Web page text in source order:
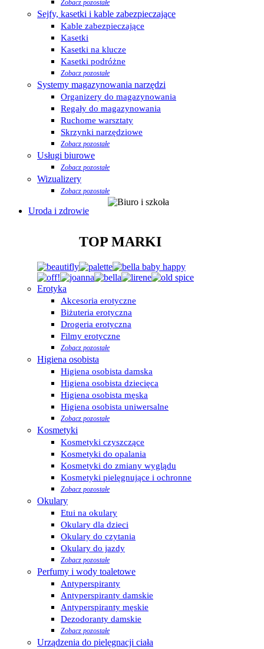
Zobacz pozostałe
Sejfy, kasetki i kable zabezpieczające
Kable zabezpieczające
Kasetki
Kasetki na klucze
Kasetki podróżne
Zobacz pozostałe
Systemy magazynowania narzędzi
Organizery do magazynowania
Regały do magazynowania
Ruchome warsztaty
Skrzynki narzędziowe
Zobacz pozostałe
Usługi biurowe
Zobacz pozostałe
Wizualizery
Zobacz pozostałe
Uroda i zdrowie
TOP MARKI
Erotyka
Akcesoria erotyczne
Biżuteria erotyczna
Drogeria erotyczna
Filmy erotyczne
Zobacz pozostałe
Higiena osobista
Higiena osobista damska
Higiena osobista dziecięca
Higiena osobista męska
Higiena osobista uniwersalne
Zobacz pozostałe
Kosmetyki
Kosmetyki czyszczące
Kosmetyki do opalania
Kosmetyki do zmiany wyglądu
Kosmetyki pielęgnujące i ochronne
Zobacz pozostałe
Okulary
Etui na okulary
Okulary dla dzieci
Okulary do czytania
Okulary do jazdy
Zobacz pozostałe
Perfumy i wody toaletowe
Antyperspiranty
Antyperspiranty damskie
Antyperspiranty męskie
Dezodoranty damskie
Zobacz pozostałe
Urządzenia do pielęgnacji ciała